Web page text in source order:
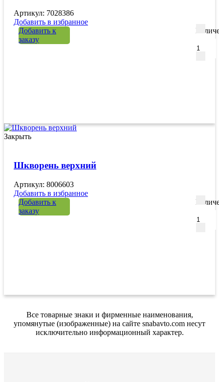
Артикул: 7028386
Добавить в избранное
Добавить к
заказу
Закрыть
Шкворень верхний
Артикул: 8006603
Добавить в избранное
Добавить к
заказу
Все товарные знаки и фирменные наименования,
упомянутые (изображенные) на сайте snabavto.com несут
исключительно информационный характер.